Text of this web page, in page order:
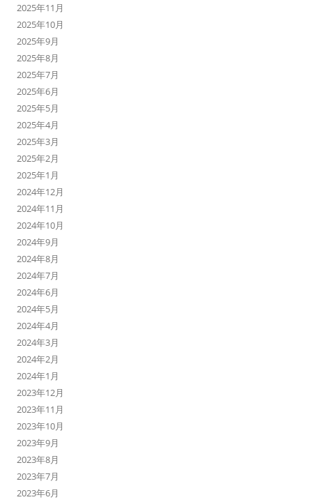
2025年11月
2025年10月
2025年9月
2025年8月
2025年7月
2025年6月
2025年5月
2025年4月
2025年3月
2025年2月
2025年1月
2024年12月
2024年11月
2024年10月
2024年9月
2024年8月
2024年7月
2024年6月
2024年5月
2024年4月
2024年3月
2024年2月
2024年1月
2023年12月
2023年11月
2023年10月
2023年9月
2023年8月
2023年7月
2023年6月